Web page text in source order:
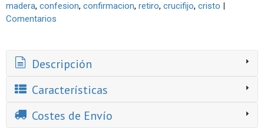
madera confesion confirmacion retiro crucifijo cristo |
Comentarios
Descripción
Características
Costes de Envío